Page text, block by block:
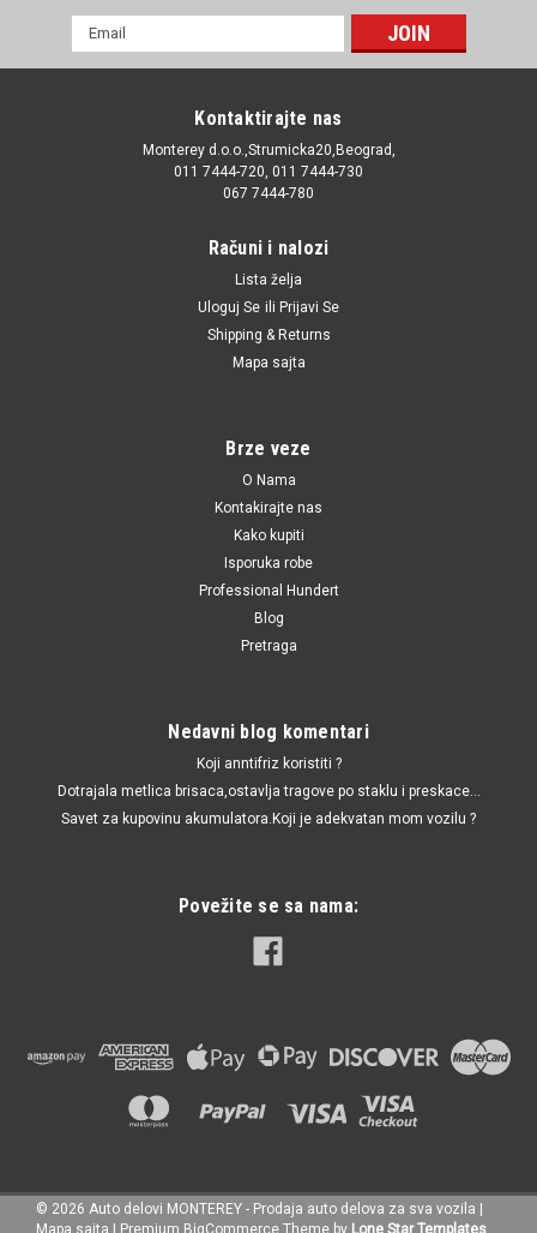
4A0419812A / G1541 / TA1453 / 3041908124A0A
Kraj spone A100 '91-'93 18 mm D
Kraj spone A100 '91-'93 18 mm D
DODAJ U KORPU
Automega | Sku: 443419812D / 110073710 / G1218 / 443419812B
mail
Kontaktirajte nas
Monterey d.o.o.,Strumicka20,Beograd,
011 7444-720, 011 7444-730
067 7444-780
Računi i nalozi
Lista želja
Uloguj Se ili Prijavi Se
Shipping & Returns
Mapa sajta
Brze veze
O Nama
Kontakirajte nas
Kako kupiti
Isporuka robe
Professional Hundert
Blog
Pretraga
Nedavni blog komentari
Koji anntifriz koristiti ?
Dotrajala metlica brisaca,ostavlja tragove po staklu i preskace...
Savet za kupovinu akumulatora.Koji je adekvatan mom vozilu ?
Povežite se sa nama:
© 2026 Auto delovi MONTEREY - Prodaja auto delova za sva vozila |
Mapa sajta | Premium BigCommerce Theme by Lone Star Templates